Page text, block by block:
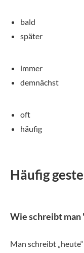
bald
später
immer
demnächst
oft
häufig
Häufig
Wie schreibt man
Man schreibt